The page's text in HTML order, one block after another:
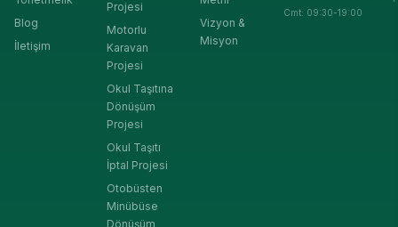
Blog
İletişim
Projesi
Motorlu
Karavan
Projesi
Okul Taşıtına
Dönüşüm
Projesi
Okul Taşıtı
İptal Projesi
Otobüsten
Minübüse
Dönüşüm
Vizyon &
Misyon
Cmt: 09:30-19:00